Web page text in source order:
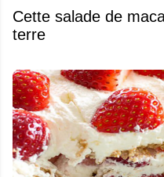
Cette salade de
terre